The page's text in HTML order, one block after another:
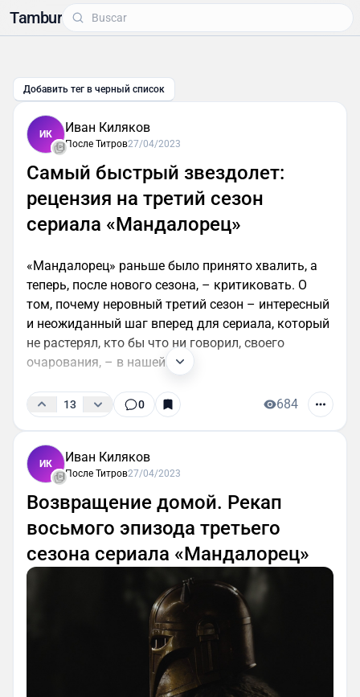
Tambur
Добавить тег в черный список
ИК Иван Киляков
После Титров27/04/2023
Самый быстрый звездолет:
рецензия на третий сезон
сериала «Мандалорец»
«Мандалорец» раньше было принято хвалить, а
теперь, после нового сезона, – критиковать. О
том, почему неровный третий сезон – интересный
и неожиданный шаг вперед для сериала, который
не растерял, кто бы что ни говорил, своего
очарования, – в нашей...
13 0 684
ИК Иван Киляков
После Титров27/04/2023
Возвращение домой. Рекап
восьмого эпизода третьего
сезона сериала «Мандалорец»